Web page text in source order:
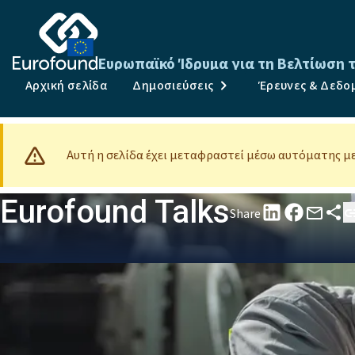
Ευρωπαϊκό Ίδρυμα για τη
Αρχική σελίδα
Δημοσιεύσεις Έρευνες &
Αυτή η σελίδα έχει μεταφραστεί μέσω αυτόματης
Eurofound TalksShare